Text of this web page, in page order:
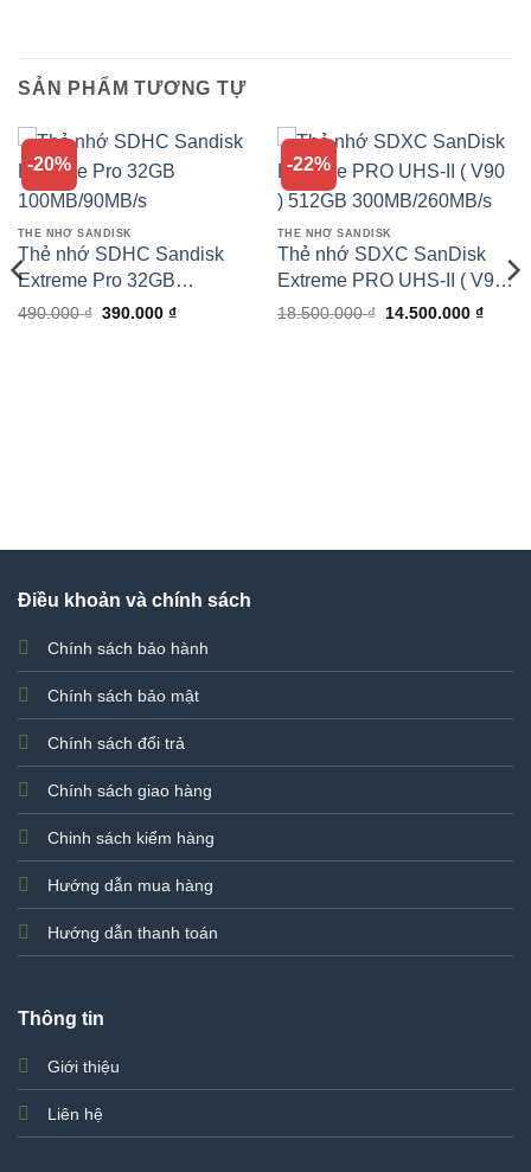
SẢN PHẨM TƯƠNG TỰ
-20%
THẺ NHỚ SANDISK
Thẻ nhớ SDHC Sandisk
Extreme Pro 32GB
100MB/90MB/s
490.000₫ Giá
390.000 ₫Giá
-22%
THẺ NHỚ SANDISK
Thẻ nhớ SDXC SanDisk
Extreme PRO UHS-II ( V90
) 512GB 300MB/260MB/s
18.500.000₫
Giá
14.500.000 ₫Giá
Điều khoản và chính sách
Chính sách bảo hành
Chính sách bảo mật
Chính sách đổi trả
Chính sách giao hàng
Chinh sách kiểm hàng
Hướng dẫn mua hàng
Hướng dẫn thanh toán
Thông tin
Giới thiệu
Liên hệ